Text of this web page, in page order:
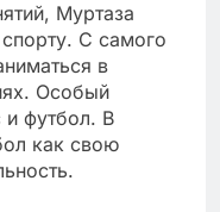
Муртаза
С самого
в
Особый
и футбол. В
как свою